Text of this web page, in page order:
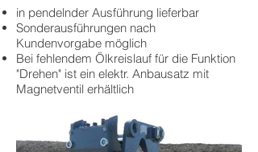
in pendelnder Ausführung lieferbar
Sonderausführungen nach
Kundenvorgabe möglich
Bei fehlendem Ölkreislauf für die Funktion
"Drehen" ist ein elektr. Anbausatz mit
Magnetventil erhältlich